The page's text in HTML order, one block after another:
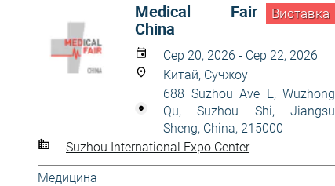
Виставка
Medical Fair
China
Сер 20, 2026 - Сер 22, 2026
Китай, Сучжоу
688 Suzhou Ave E, Wuzhong
Qu, Suzhou Shi, Jiangsu
Sheng, China, 215000
Suzhou International Expo Center
Медицина